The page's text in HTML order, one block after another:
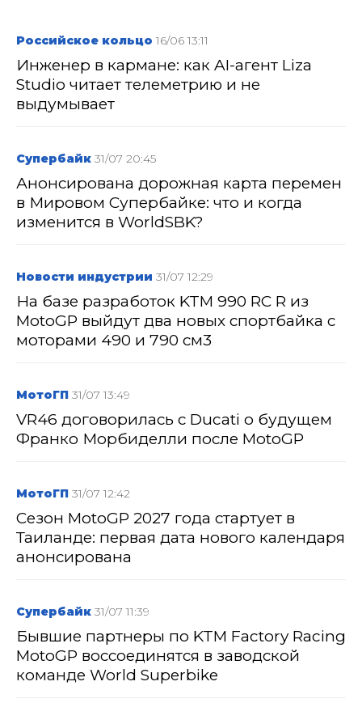
Российское кольцо 16/06 13:11
Инженер в кармане: как AI-агент Liza
Studio читает телеметрию и не
выдумывает
Супербайк 31/07 20:45
Анонсирована дорожная карта перемен
в Мировом Супербайке: что и когда
изменится в WorldSBK?
Новости индустрии 31/07 12:29
На базе разработок KTM 990 RC R из
MotoGP выйдут два новых спортбайка с
моторами 490 и 790 см3
МотоГП 31/07 13:49
VR46 договорилась с Ducati о будущем
Франко Морбиделли после MotoGP
МотоГП 31/07 12:42
Сезон MotoGP 2027 года стартует в
Таиланде: первая дата нового календаря
анонсирована
Супербайк 31/07 11:39
Бывшие партнеры по KTM Factory Racing
MotoGP воссоединятся в заводской
команде World Superbike